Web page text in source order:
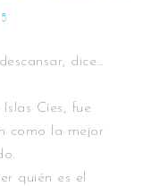
dice…
Cíes, fue
como la mejor
quién es el